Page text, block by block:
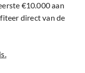
€10.000 aan
direct van de